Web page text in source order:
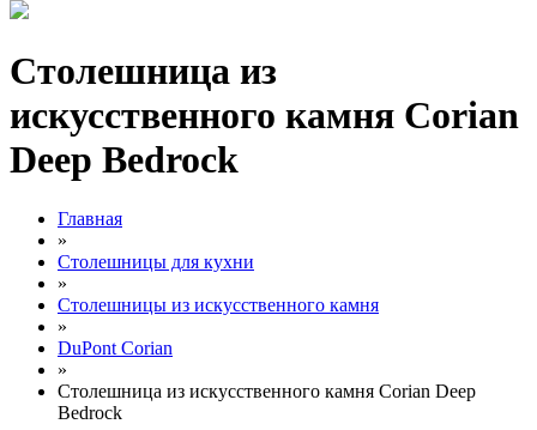
Столешница из
искусственного камня Corian
Deep Bedrock
Главная
»
Столешницы для кухни
»
Столешницы из искусственного камня
»
DuPont Corian
»
Столешница из искусственного камня Corian Deep
Bedrock